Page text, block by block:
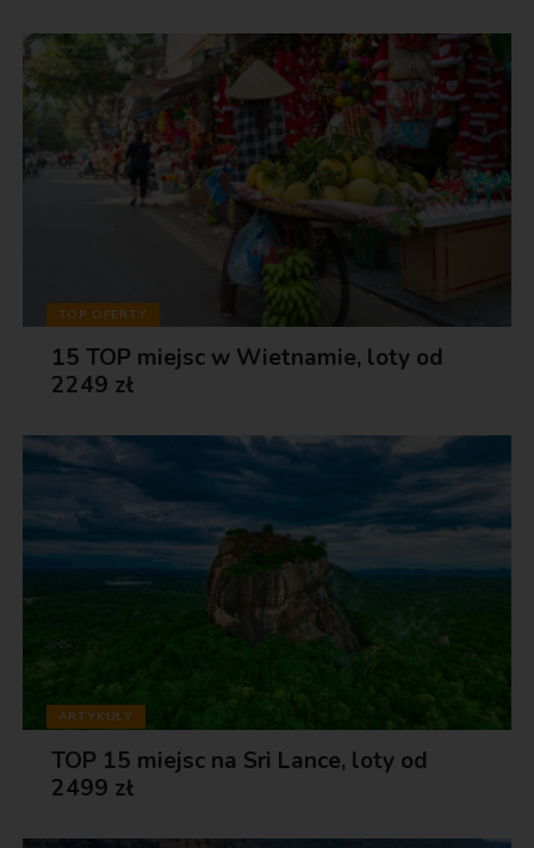
TOP OFERTY
15 TOP miejsc w Wietnamie, loty od
2249 zł
ARTYKUŁY
TOP 15 miejsc na Sri Lance, loty od
2499 zł